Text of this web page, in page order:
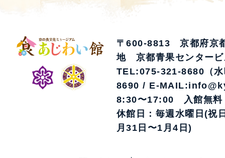
〒600-8813 京都府京
地 京都青果センタービ
TEL:075-321-8680（
8690 / E-
8:30〜17:00 入館無料
休館日：毎週水曜日(祝
月31日〜1月4日)